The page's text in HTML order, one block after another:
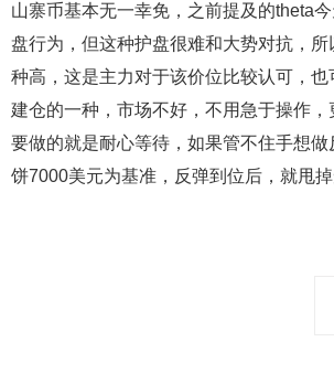
山寨币基本无一幸免，之前提及的theta
盘行为，但这种护盘很难和大势对抗，
种高，这是主力对于该价位比较认可，也
建仓的一种，市场不好，不用急于操作，
要做的就是耐心等待，如果管不住手想做
饼7000美元为基准，反弹到位后，就甩掉